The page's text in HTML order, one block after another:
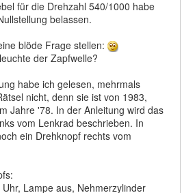
für die Drehzahl 540/1000 habe
belassen.
blöde Frage stellen:
der Zapfwelle?
habe ich gelesen, mehrmals
nicht, denn sie ist von 1983,
Jahre '78. In der Anleitung wird das
vom Lenkrad beschrieben. In
ein Drehknopf rechts vom
Lampe aus, Nehmerzylinder